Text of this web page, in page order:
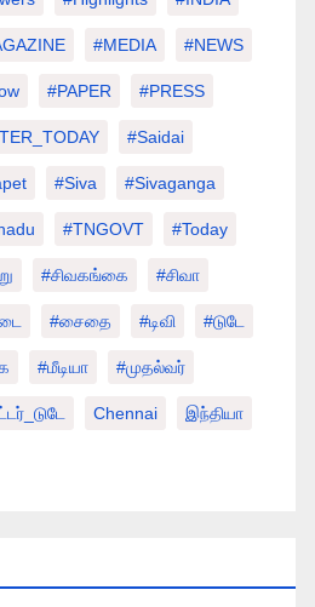
#MEDIA #NEWS
#PAPER #PRESS
#saidai
#Siva #Sivaganga
#TNGOVT #today
#சிவகங்கை #சிவா
#சைதை #டிவி #டுடே
#மீடியா #முதல்வர்
Chennai இந்தியா